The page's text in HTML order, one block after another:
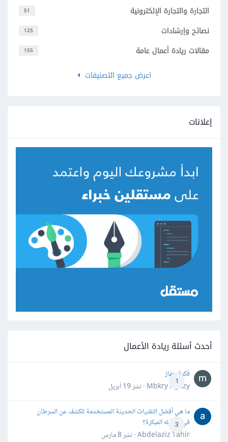
51 التجارة والتجارة الإلكترونية
125 نصائح وإرشادات
155
مقالات ريادة أعمال عامة
اعرض جميع التصنيفات
إعلانات
أحدث أسئلة ريادة الأعمال
1
فكرة جهاز
Mbkry Hgazy · نشر
19 أبريل
3
ما هي أفضل التقنيات الحديثة المستخدمة للكشف عن السرطان
في مراحله المبكرة؟
Abdelaziz Tahir · نشر
8 مارس